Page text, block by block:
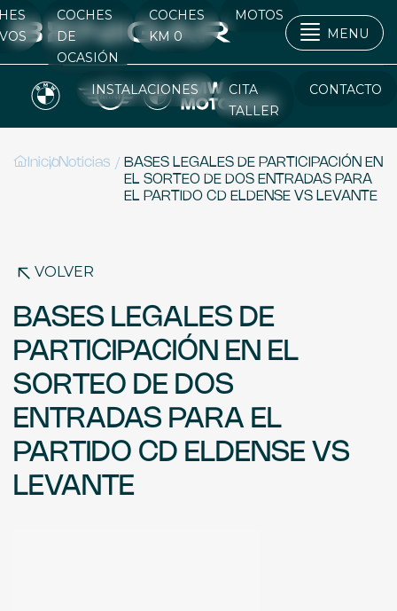
COCHES
DE
OCASIÓN
COCHES
KM 0
MOTOS
MENU
INSTALACIONES
CITA
TALLER
CONTACTO
Inicio
/ Noticias / BASES LEGALES DE PARTICIPACIÓN EN
EL SORTEO DE DOS ENTRADAS PARA
EL PARTIDO CD ELDENSE VS LEVANTE
VOLVER
BASES LEGALES DE
PARTICIPACIÓN EN EL
SORTEO DE DOS
ENTRADAS PARA EL
PARTIDO CD ELDENSE VS
LEVANTE